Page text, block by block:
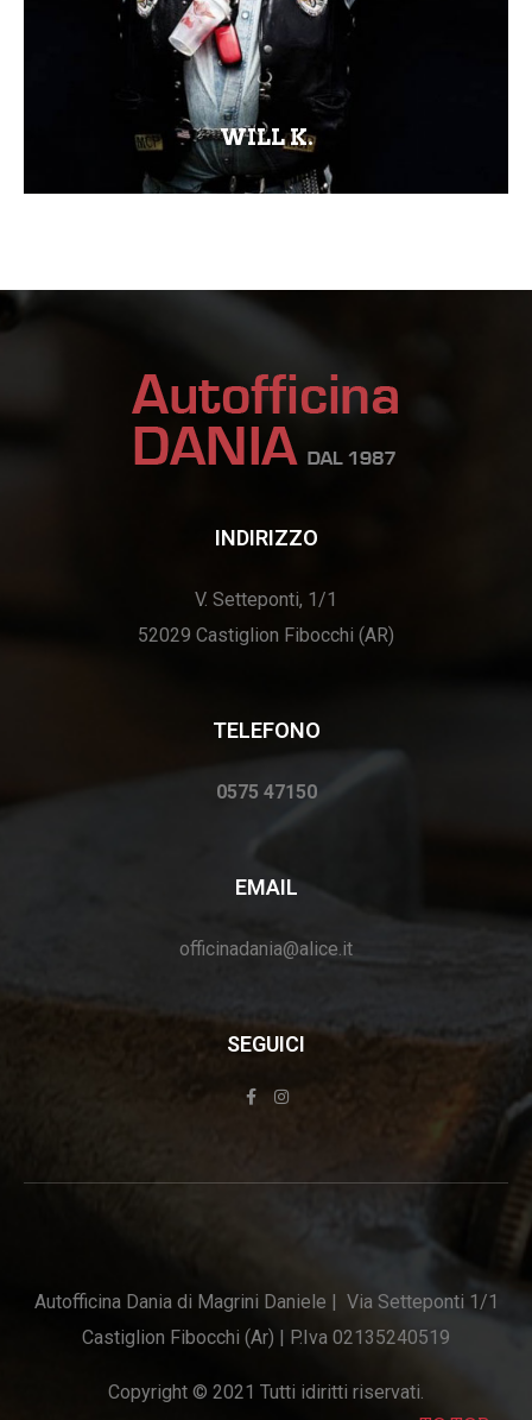
WILL K.
INDIRIZZO
V. Setteponti, 1/1
52029 Castiglion Fibocchi (AR)
TELEFONO
0575 47150
EMAIL
officinadania@alice.it
SEGUICI
Autofficina Dania di Magrini Daniele | Via Setteponti 1/1
Castiglion Fibocchi (Ar) | P.Iva 02135240519
Copyright © 2021 Tutti idiritti riservati.